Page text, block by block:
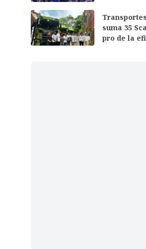
suma 35
pro de la